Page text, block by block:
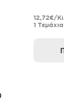
1 Τεμάχια
12,72€/